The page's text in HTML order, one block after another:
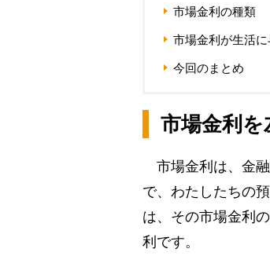
市場金利の種類
市場金利が生活
今回のまとめ
市場金利を
市場金利は、金融
で、わたしたちの
は、その市場金利
利です。